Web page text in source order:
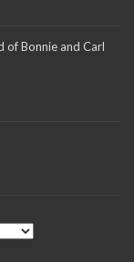
of Bonnie and Carl